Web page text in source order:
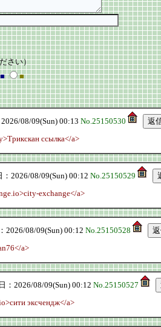
さい）
■ ■
08/09(Sun) 00:13 No.25150530
ссылка</a>
2026/08/09(Sun) 00:12 No.25150529
exchange</a>
2026/08/09(Sun) 00:12 No.25150528
a>
：2026/08/09(Sun) 00:12 No.25150527
эксчендж</a>